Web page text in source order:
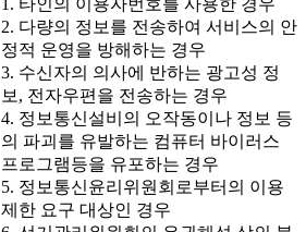
2. 다량의 정보를 전송하여 서비스의 안
정적 운영을 방해하는 경우
3. 수신자의 의사에 반하는 광고성 정
보, 전자우편을 전송하는 경우
4. 정보통신설비의 오작동이나 정보 등
의 파괴를 유발하는 컴퓨터 바이러스
프로그램등을 유포하는 경우
5. 정보통신윤리위원회로부터의 이용
제한 요구 대상인 경우